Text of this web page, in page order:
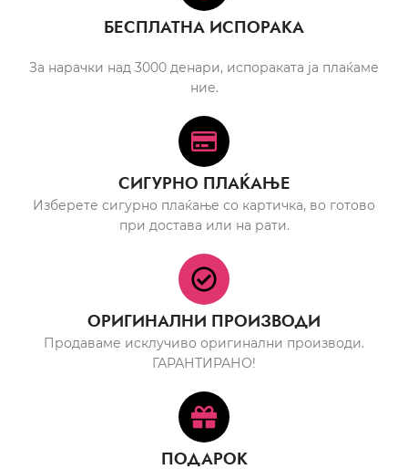
БЕСПЛАТНА ИСПОРАКА
За нарачки над 3000 денари, испораката ја плаќаме
ние.
СИГУРНО ПЛАЌАЊЕ
Изберете сигурно плаќање со картичка, во готово
при достава или на рати.
ОРИГИНАЛНИ ПРОИЗВОДИ
Продаваме исклучиво оригинални производи.
ГАРАНТИРАНО!
ПОДАРОК